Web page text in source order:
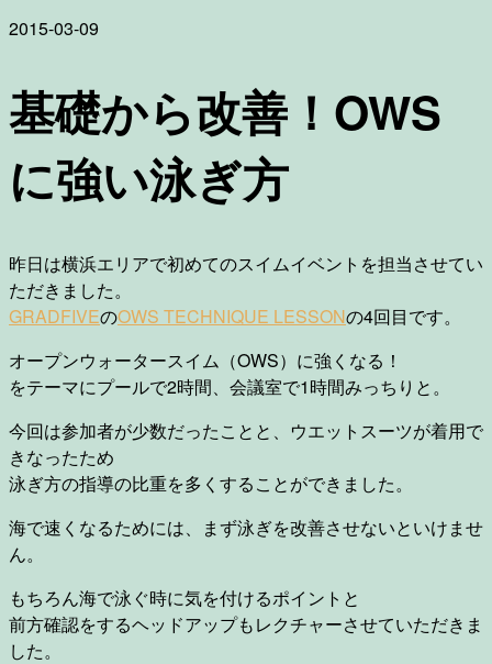
2015-03-09
基礎から改善！OWS
に強い泳ぎ方
昨日は横浜エリアで初めてのスイムイベントを担当させてい
ただきました。
GRADFIVEのOWS TECHNIQUE LESSONの4回目です。
オープンウォータースイム（OWS）に強くなる！
をテーマにプールで2時間、会議室で1時間みっちりと。
今回は参加者が少数だったことと、ウエットスーツが着用で
きなったため
泳ぎ方の指導の比重を多くすることができました。
海で速くなるためには、まず泳ぎを改善させないといけませ
ん。
もちろん海で泳ぐ時に気を付けるポイントと
前方確認をするヘッドアップもレクチャーさせていただきま
した。